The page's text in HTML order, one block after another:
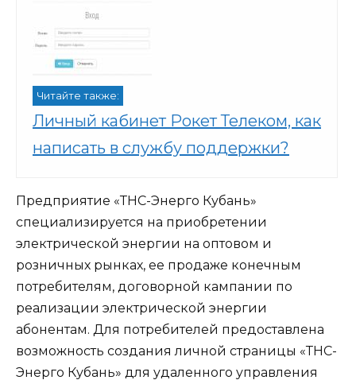
Читайте также:
Личный кабинет Рокет Телеком, как
написать в службу поддержки?
Предприятие «ТНС-Энерго Кубань»
специализируется на приобретении
электрической энергии на оптовом и
розничных рынках, ее продаже конечным
потребителям, договорной кампании по
реализации электрической энергии
абонентам. Для потребителей предоставлена
возможность создания личной страницы «ТНС-
Энерго Кубань» для удаленного управления